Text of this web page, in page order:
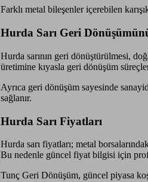
Farklı metal bileşenler içerebilen
Hurda Sarı Geri
Hurda sarının geri dönüştürülmesi,
üretimine kıyasla geri dönüşüm
Ayrıca geri dönüşüm sayesinde
sağlanır.
Hurda Sarı Fiyatları
Hurda sarı fiyatları; metal
Bu nedenle güncel fiyat bilgisi için
Tunç Geri Dönüşüm, güncel piyasa